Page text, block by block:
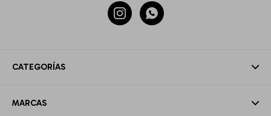
CATEGORÍAS
MARCAS
 